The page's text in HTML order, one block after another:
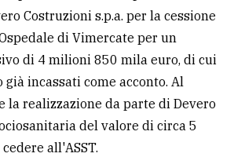
Costruzioni s.p.a. per la cessione
di Vimercate per un
di 4 milioni 850 mila euro, di cui
incassati come acconto. Al
la realizzazione da parte di Devero
del valore di circa 5
all'ASST.